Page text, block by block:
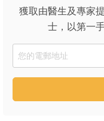
獲取由醫生及專家
士，以第一
Email